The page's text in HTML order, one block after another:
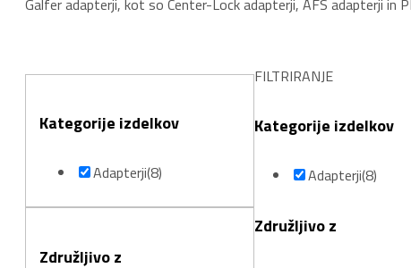
Galfer adapterji, kot so Center-Lock adapterji, AFS adapterji
Kategorije izdelkov
Adapterji(8)
Združljivo z
FILTRIRANJE
Kategorije izdelkov
Adapterji(8)
Združljivo z